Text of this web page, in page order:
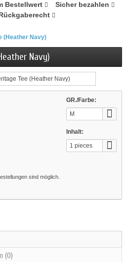
Bestellwert
Sicher bezahlen
(Heather Navy)
Navy)
GR./Farbe:
M
Inhalt:
1 pieces
sind möglich.
(0)